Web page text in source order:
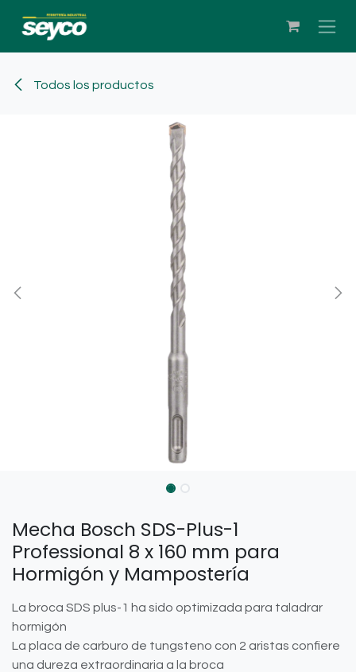
Ir al contenido
Todos los productos
Mecha Bosch SDS-Plus-1
Professional 8 x 160 mm para
Hormigón y Mampostería
La broca SDS plus-1 ha sido optimizada para taladrar
hormigón
La placa de carburo de tungsteno con 2 aristas confiere
una dureza extraordinaria a la broca